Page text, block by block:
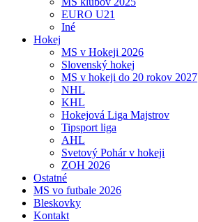
EURO U21
Iné
Hokej
MS v Hokeji 2026
Slovenský hokej
MS v hokeji do 20 rokov 2027
NHL
KHL
Hokejová Liga Majstrov
Tipsport liga
AHL
Svetový Pohár v hokeji
ZOH 2026
Ostatné
MS vo futbale 2026
Bleskovky
Kontakt